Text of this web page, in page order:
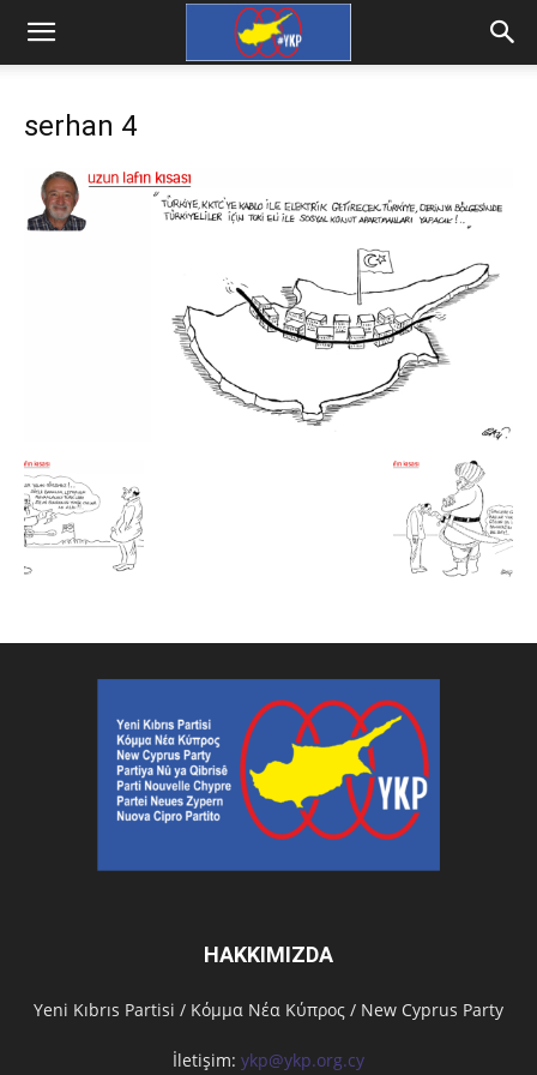
serhan 4
HAKKIMIZDA
Υeni Kıbrıs Partisi / Κόμμα Νέα Κύπρος / New Cyprus Party
İletişim: ykp@ykp.org.cy